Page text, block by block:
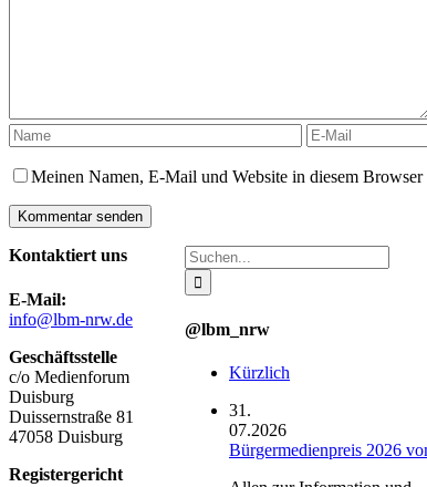
Meinen Namen, E-Mail und Website in diesem
Suche
nach:
@lbm_nrw
Kürzlich
31.
07.2026
Bürgermedienpreis 2026
Kontaktiert uns
E-Mail:
info@lbm-nrw.de
Geschäftsstelle
c/o Medienforum
Duisburg
Duissernstraße 81
47058 Duisburg
Registergericht